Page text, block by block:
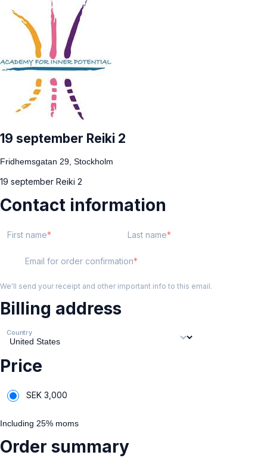
19 september Reiki 2
Fridhemsgatan 29, Stockholm
19 september Reiki 2
Contact information
First name Last name
Email for order confirmation
We'll send your receipt and other important info to this email.
Billing address
Country
Price
SEK 3,000
Including 25% moms
Order summary